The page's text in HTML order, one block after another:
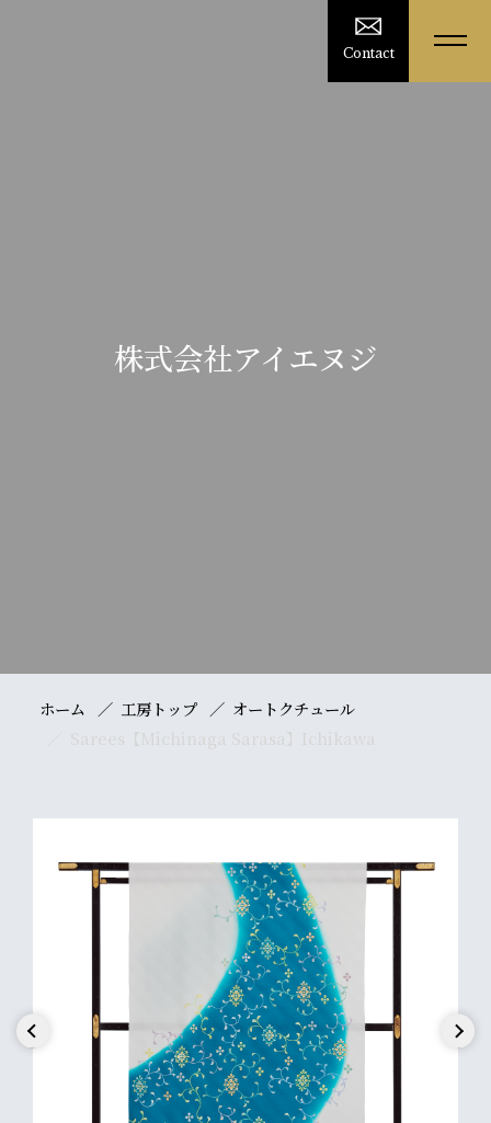
Contact
株式会社アイエヌジ
ホーム 工房トップ
オートクチュール